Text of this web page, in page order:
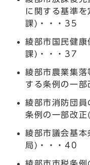
に関する基準
課)・・・35
綾部市国民健
課)・・・37
綾部市農業集落
する条例の一
綾部市消防団員
条例の一部改
綾部市議会基
局)・・・40